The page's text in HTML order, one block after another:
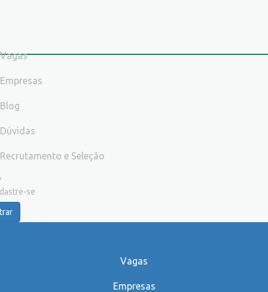
Vagas
Empresas
Blog
Dúvidas
Recrutamento e Seleção
se
Vagas
Empresas